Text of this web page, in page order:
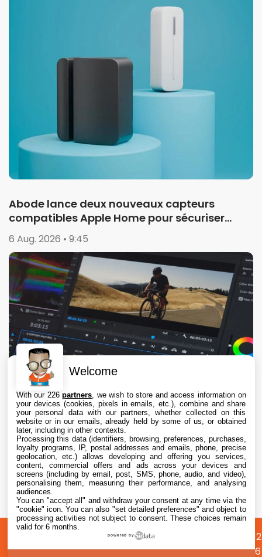
Abode lance deux nouveaux capteurs
compatibles Apple Home pour sécuriser
garages et portails
6 Aug. 2026 • 9:45
Adobe Premiere, After Effects et Audition ne
vont plus supporter les Mac Intel
5 Aug. 2026 • 20:27
propos
Préférences
cookies
Confidentialité
©
2026
Welcome
With our 226partners , we wish to store and access information on
your devices (cookies, pixels in emails, etc.), combine and share
your personal data with our partners, whether collected on this
website or in our emails, already held by some of us, or obtained
later, including in other contexts.
Processing this data (identifiers, browsing, preferences, purchases,
loyalty programs, IP, postal addresses and emails, phone, precise
geolocation, etc.) allows developing and offering you services,
content, commercial offers and ads across your devices and
screens (including by email, post, SMS, phone, audio, and video),
personalising them, measuring their performance, and analysing
audiences.
You can "accept all" and withdraw your consent at any time via the
"cookie" icon. You can also "set detailed preferences" and object to
processing activities not subject to consent. These choices remain
valid for 6 months.
powered by